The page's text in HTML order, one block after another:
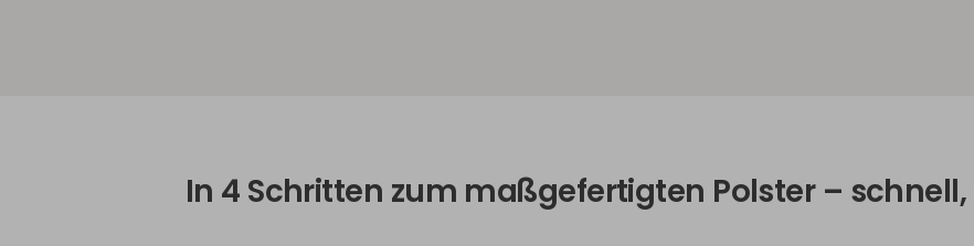
In 4 Schritten zum maßgefertigten Polster –